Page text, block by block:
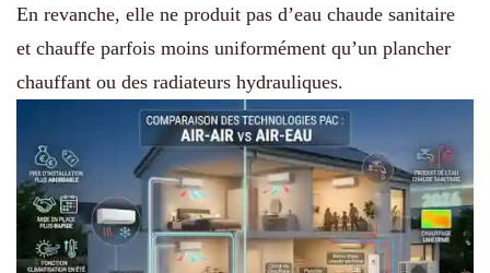
En revanche, elle ne produit pas d’eau chaude sanitaire
et chauffe parfois moins uniformément qu’un plancher
chauffant ou des radiateurs hydrauliques.